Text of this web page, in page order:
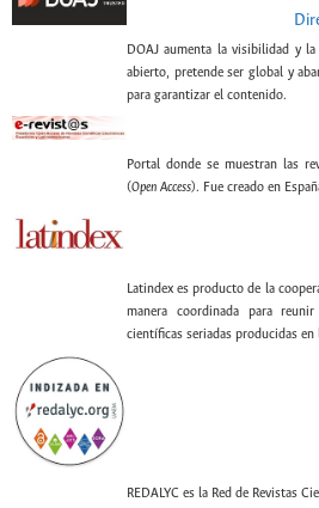
DOAJ aumenta la visibilidad y
abierto, pretende ser global y
para garantizar el contenido.
Portal donde se muestran las
(Open Access). Fue creado en
Latindex es producto de la
manera coordinada para
científicas seriadas producidas en
REDALYC es la Red de Revistas